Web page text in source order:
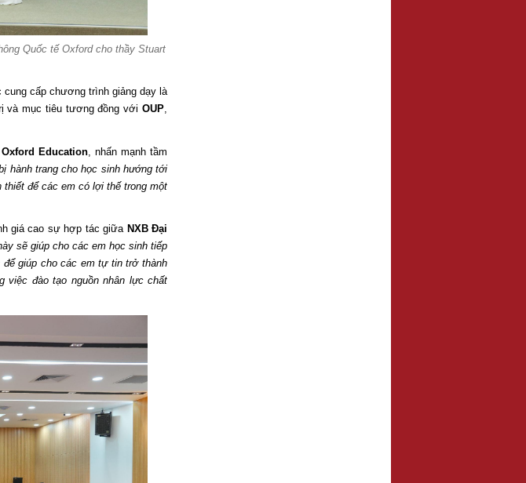
Quốc tế Oxford cho thầy Stuart
cấp chương trình giảng dạy là
và mục tiêu tương đồng với OUP,
Education , nhấn mạnh tầm
hành trang cho học sinh hướng tới
để các em có lợi thế trong một
giá cao sự hợp tác giữa NXB Đại
sẽ giúp cho các em học sinh tiếp
giúp cho các em tự tin trở thành
việc đào tạo nguồn nhân lực chất